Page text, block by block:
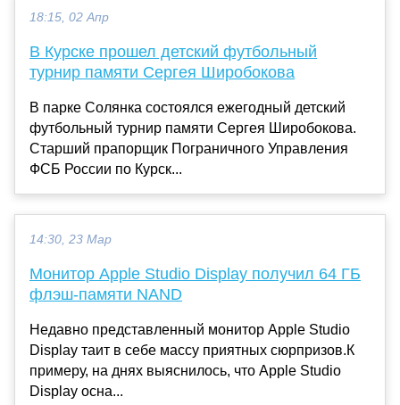
18:15, 02 Апр
В Курске прошел детский футбольный
турнир памяти Сергея Широбокова
В парке Солянка состоялся ежегодный детский
футбольный турнир памяти Сергея Широбокова.
Старший прапорщик Пограничного Управления
ФСБ России по Курск...
14:30, 23 Мар
Монитор Apple Studio Display получил 64 ГБ
флэш-памяти NAND
Недавно представленный монитор Apple Studio
Display таит в себе массу приятных сюрпризов.К
примеру, на днях выяснилось, что Apple Studio
Display осна...